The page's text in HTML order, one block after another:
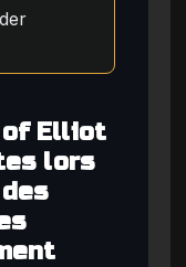
of Elliot
lors